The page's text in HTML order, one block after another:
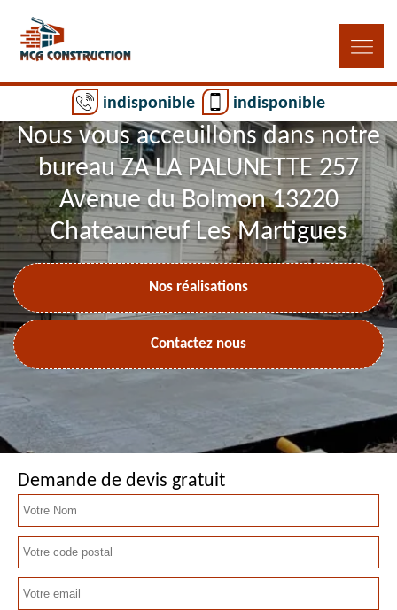
indisponible indisponible
Nous vous acceuillons dans notre
bureau ZA LA PALUNETTE 257
Avenue du Bolmon 13220
Chateauneuf Les Martigues
Nos réalisations
Contactez nous
Demande de devis gratuit